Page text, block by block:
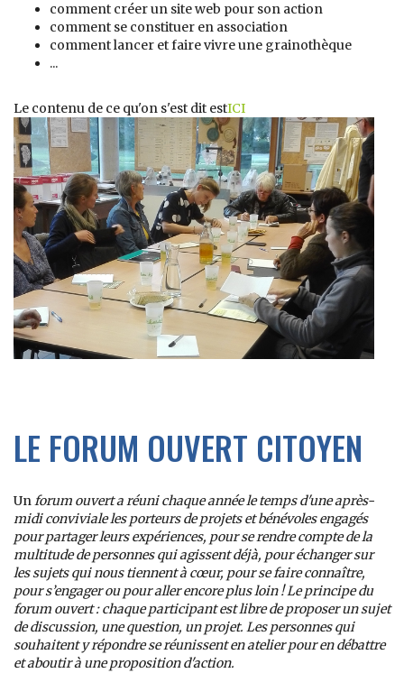
comment créer un site web pour son action
comment se constituer en association
comment lancer et faire vivre une grainothèque
...
Le contenu de ce qu'on s'est dit estICI
LE FORUM OUVERT CITOYEN
Unforum ouverta réuni chaque année le temps d'une après-
midi conviviale les porteurs de projets et bénévoles engagés
pour partager leurs expériences, pour se rendre compte de la
multitude de personnes qui agissent déjà, pour échanger sur
les sujets qui nous tiennent à cœur, pour se faire connaître,
pour s’engager ou pour aller encore plus loin !Le principe du
forum ouvert : chaque participant est libre de proposer un sujet
de discussion, une question, un projet. Les personnes qui
souhaitent y répondre se réunissent en atelier pour en débattre
et aboutir à une proposition d'action.